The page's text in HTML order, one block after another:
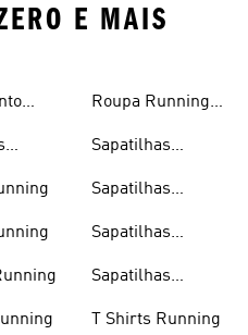
E MAIS
Roupa Running
Sapatilhas
Sapatilhas
Sapatilhas
Sapatilhas
T Shirts Running